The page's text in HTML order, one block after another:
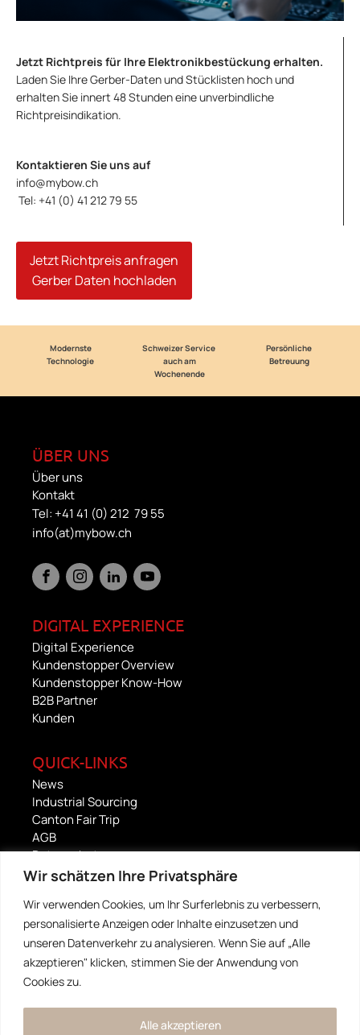
Wir schätzen Ihre Privatsphäre
Wir verwenden Cookies, um Ihr Surferlebnis zu verbessern,
personalisierte Anzeigen oder Inhalte einzusetzen und
unseren Datenverkehr zu analysieren. Wenn Sie auf „Alle
akzeptieren" klicken, stimmen Sie der Anwendung von
Cookies zu.
Alle akzeptieren
Jetzt Richtpreis für Ihre Elektronikbestückung erhalten.
Laden Sie Ihre Gerber-Daten und Stücklisten hoch und
erhalten Sie innert 48 Stunden eine unverbindliche
Richtpreisindikation.
Kontaktieren Sie uns auf
info@mybow.ch
Tel: +41 (0) 41 212 79 55
Jetzt Richtpreis anfragen
Gerber Daten hochladen
Modernste
Technologie
Schweizer Service
auch am
Wochenende
Persönliche
Betreuung
ÜBER UNS
Über uns
Kontakt
Tel: +41 41 (0) 212 79 55
info(at)mybow.ch
DIGITAL EXPERIENCE
Digital Experience
Kundenstopper Overview
Kundenstopper Know-How
B2B Partner
Kunden
QUICK-LINKS
News
Industrial Sourcing
Canton Fair Trip
AGB
Datenschutz
Impressum
FOOD CULTURE
China Foods Alliance
Strada Fooda
Artegusto